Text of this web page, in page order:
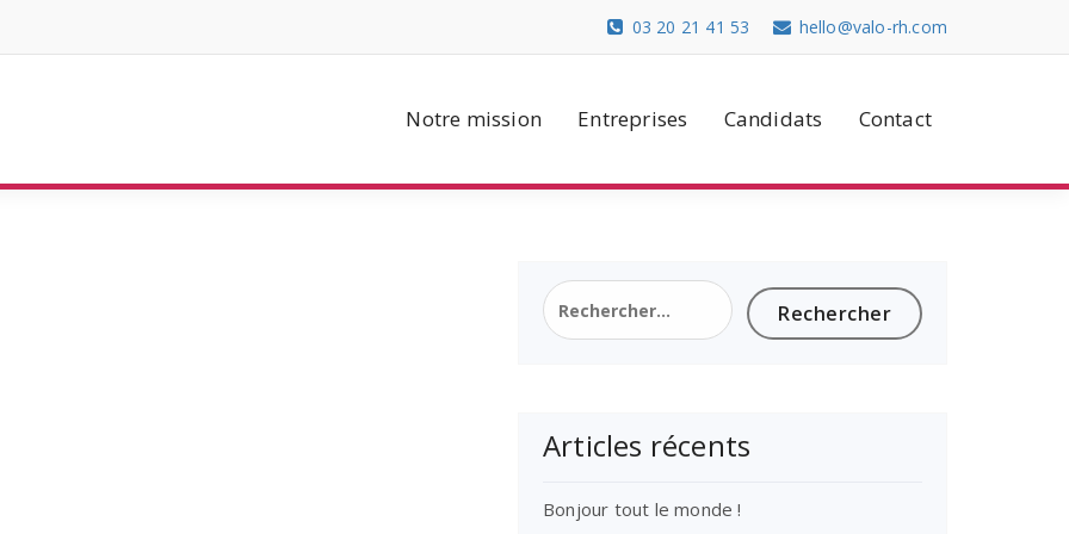
hello@valo-rh.com
03 20 21 41 53
Notre mission Entreprises Candidats Contact
Rechercher :
Articles récents
Bonjour tout le monde !